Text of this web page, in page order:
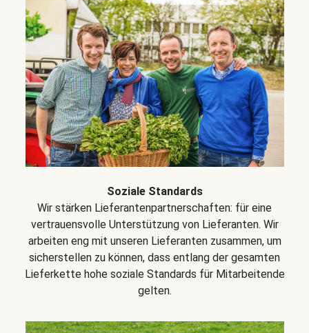
Soziale Standards
Wir stärken Lieferantenpartnerschaften: für eine
vertrauensvolle Unterstützung von Lieferanten. Wir
arbeiten eng mit unseren Lieferanten zusammen, um
sicherstellen zu können, dass entlang der gesamten
Lieferkette hohe soziale Standards für Mitarbeitende
gelten.